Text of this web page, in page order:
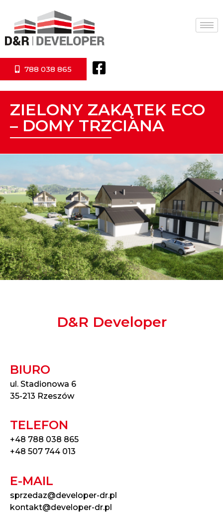
788 038 865
ZIELONY ZAKĄTEK ECO
– DOMY TRZCIANA
D&R Developer
BIURO
ul. Stadionowa 6
35-213 Rzeszów
TELEFON
+48 788 038 865
+48 507 744 013
E-MAIL
sprzedaz@developer-dr.pl
kontakt@developer-dr.pl